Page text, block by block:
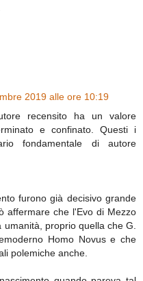
2019 alle ore 10:19
recensito ha un valore
e confinato. Questi i
fondamentale di autore
furono già decisivo grande
affermare che l'Evo di Mezzo
proprio quella che G.
Homo Novus e che
polemiche anche.